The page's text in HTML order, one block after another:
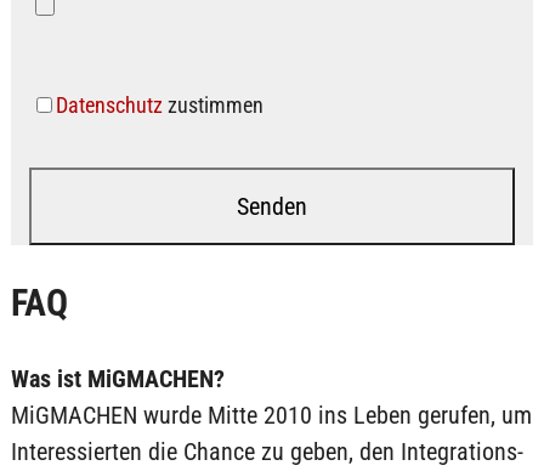
Datenschutz zustimmen
FAQ
Was ist MiGMACHEN?
MiGMACHEN wurde Mitte 2010 ins Leben gerufen, um
Interessierten die Chance zu geben, den Integrations-